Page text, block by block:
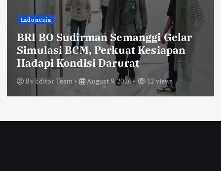
Indonesia
BRI BO Sudirman Semanggi Hadiri
Perayaan HUT ke-7 DWP DPD RI,
Pererat Silaturahmi dan Sinergi
ByEditor Team August 9, 2026 11 views